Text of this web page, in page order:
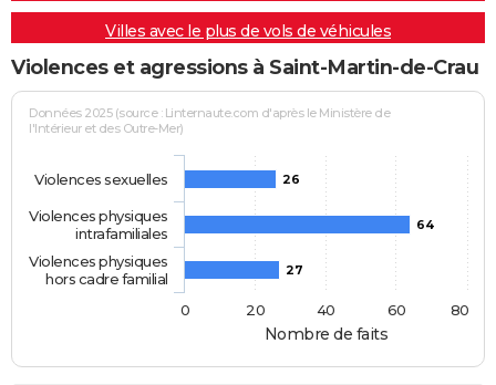
Villes avec le plus de vols de véhicules
Violences et agressions à Saint-Martin-de-Crau
Nombre de faits
Données 2025 (source : Linternaute.com d'après le Ministère de
l'Intérieur et des Outre-Mer)
26
64
27
Violences sexuelles
Violences physiques
intrafamiliales
Violences physiques
hors cadre familial
0
20 40 60 80